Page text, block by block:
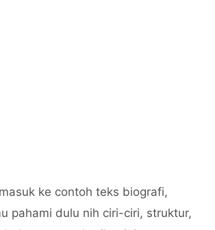
ke contoh teks biografi,
pahami dulu nih ciri-ciri, struktur,